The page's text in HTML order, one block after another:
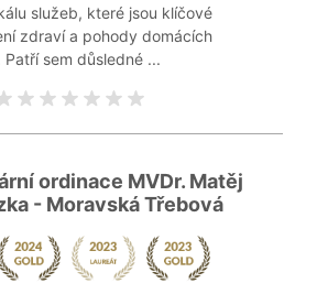
služeb, které jsou klíčové
zdraví a pohody domácích
Patří sem důsledné ...
ordinace MVDr. Matěj
- Moravská Třebová